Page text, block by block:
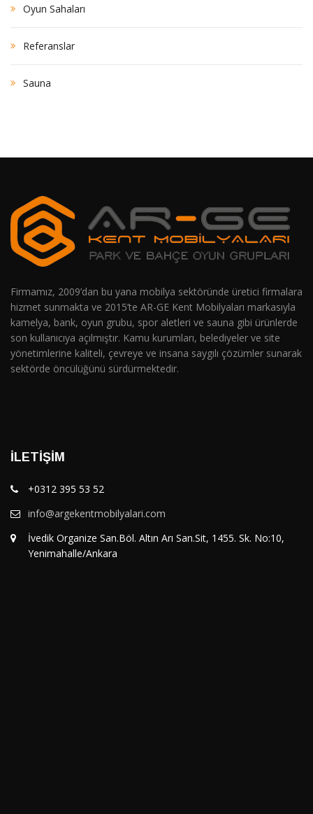
Oyun Sahaları
Referanslar
Sauna
Firmamız, 2009’dan bu yana mobilya sektöründe üretici firmalara
hizmet sunmakta ve 2015’te AR-GE Kent Mobilyaları markasıyla
kamelya, bank, oyun grubu, spor aletleri ve sauna gibi ürünlerde
son kullanıcıya açılmıştır. Kamu kurumları, belediyeler ve site
yönetimlerine kaliteli, çevreye ve insana saygılı çözümler sunarak
sektörde öncülüğünü sürdürmektedir.
İLETIŞIM
+0312 395 53 52
info@argekentmobilyalari.com
İvedik Organize San.Böl. Altın Arı San.Sit, 1455. Sk. No:10,
Yenimahalle/Ankara